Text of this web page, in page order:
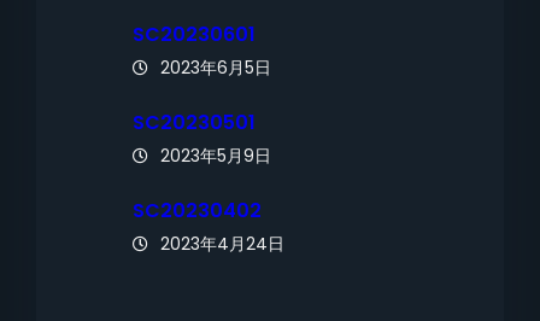
SC20230601
2023年6月5日
SC20230501
2023年5月9日
SC20230402
2023年4月24日